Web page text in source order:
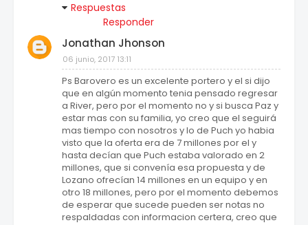
Respuestas
Responder
Jonathan Jhonson
06 junio, 2017 13:11
Ps Barovero es un excelente portero y el si dijo
que en algún momento tenia pensado regresar
a River, pero por el momento no y si busca Paz y
estar mas con su familia, yo creo que el seguirá
mas tiempo con nosotros y lo de Puch yo habia
visto que la oferta era de 7 millones por el y
hasta decían que Puch estaba valorado en 2
millones, que si convenía esa propuesta y de
Lozano ofrecían 14 millones en un equipo y en
otro 18 millones, pero por el momento debemos
de esperar que sucede pueden ser notas no
respaldadas con informacion certera, creo que